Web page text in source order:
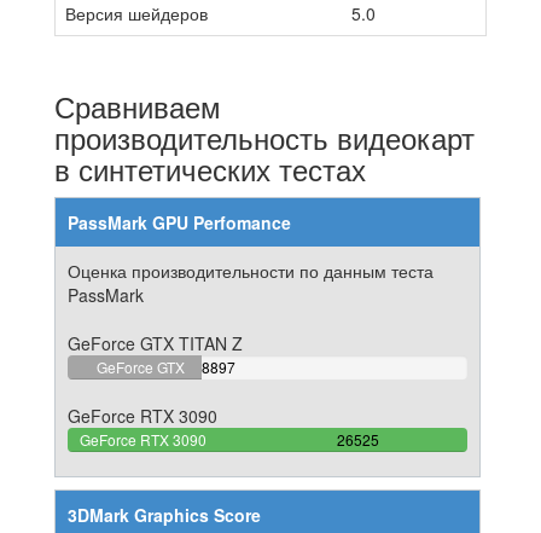
Версия шейдеров
5.0
Сравниваем
производительность видеокарт
в синтетических тестах
PassMark GPU Perfomance
Оценка производительности по данным теста
PassMark
GeForce GTX TITAN Z
GeForce GTX
8897
33.541941564562%
GeForce RTX 3090
GeForce RTX 3090 26525
100%
3DMark Graphics Score